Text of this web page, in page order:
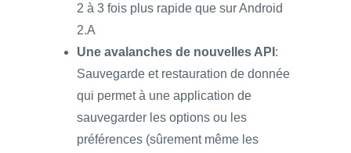
2 à 3 fois plus rapide que sur Android
2.A
Une avalanches de nouvelles API :
Sauvegarde et restauration de donnée
qui permet à une application de
sauvegarder les options ou les
préférences (sûrement même les